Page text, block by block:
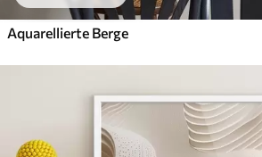
Aquarellierte Berge